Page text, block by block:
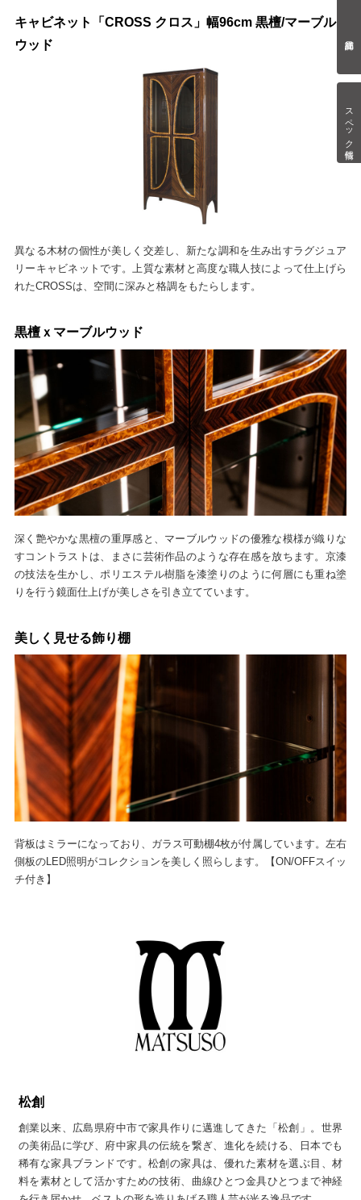
スペック情報
キャビネット「CROSS クロス」幅96cm 黒檀/マーブル
ウッド
異なる木材の個性が美しく交差し、新たな調和を生み出すラグジュア
リーキャビネットです。上質な素材と高度な職人技によって仕上げら
れたCROSSは、空間に深みと格調をもたらします。
黒檀ｘマーブルウッド
深く艶やかな黒檀の重厚感と、マーブルウッドの優雅な模様が織りな
すコントラストは、まさに芸術作品のような存在感を放ちます。京漆
の技法を生かし、ポリエステル樹脂を漆塗りのように何層にも重ね塗
りを行う鏡面仕上げが美しさを引き立てています。
美しく見せる飾り棚
背板はミラーになっており、ガラス可動棚4枚が付属しています。左右
側板のLED照明がコレクションを美しく照らします。【ON/OFFスイッ
チ付き】
松創
創業以来、広島県府中市で家具作りに邁進してきた「松創」。世界
の美術品に学び、府中家具の伝統を繋ぎ、進化を続ける、日本でも
稀有な家具ブランドです。松創の家具は、優れた素材を選ぶ目、材
料を素材として活かすための技術、曲線ひとつ金具ひとつまで神経